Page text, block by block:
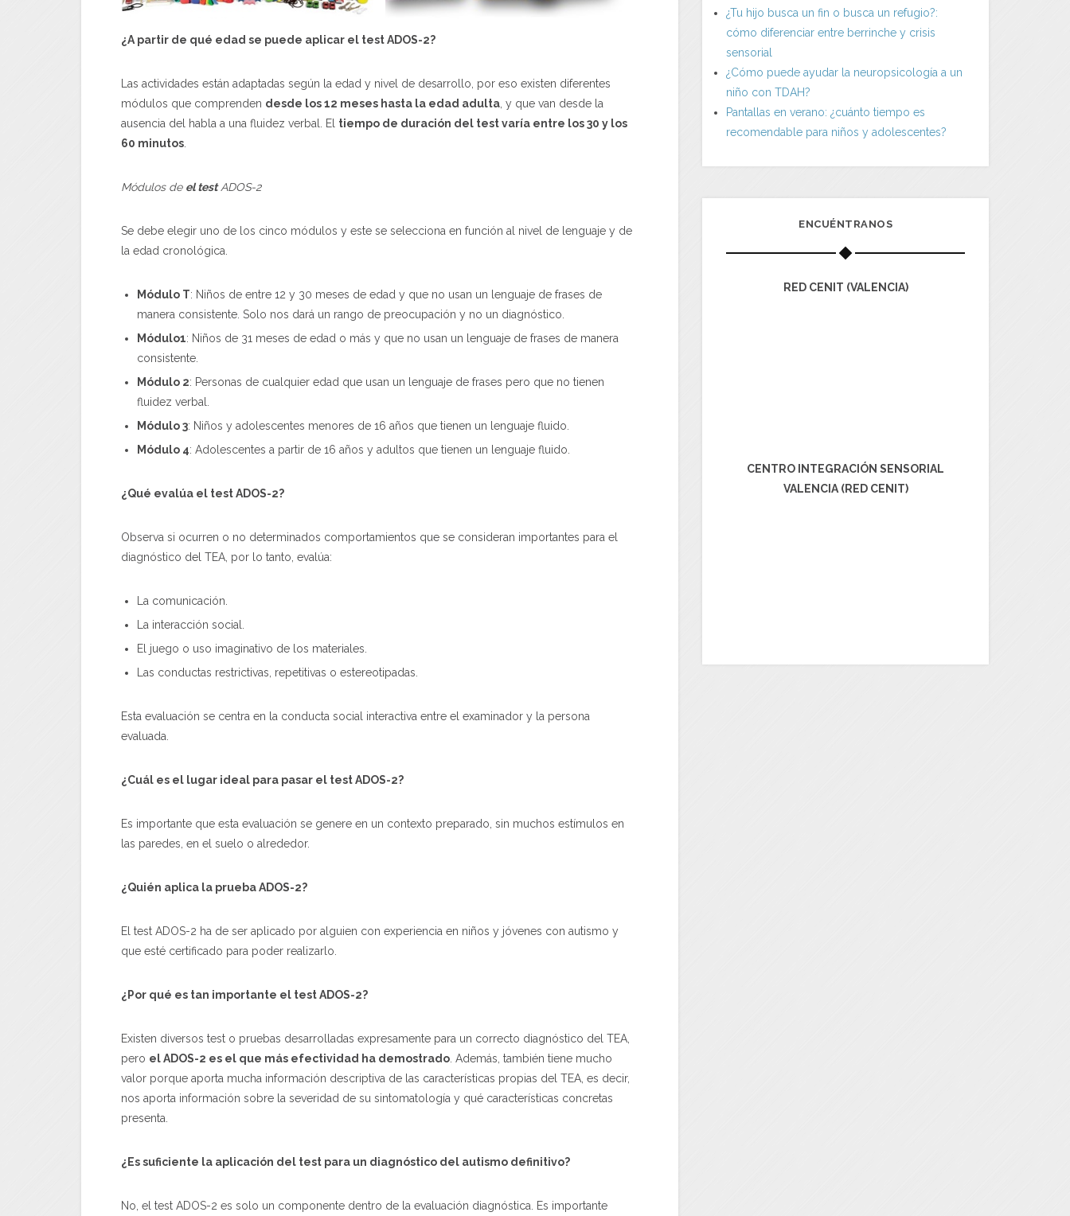
¿A partir de qué edad se puede aplicar el testADOS-2?
Las actividades están adaptadas según la edad y nivel de desarrollo, por eso existen diferentes
módulos que comprenden desde los 12 meses hasta la edad adulta , y que van desde la
ausencia del habla a una fluidez verbal. El tiempo de duración del test varía entre los 30 y los
60 minutos
Módulos de el testADOS-2
Se debe elegir uno de los cinco módulos y este se selecciona en función al nivel de lenguaje y de
la edad cronológica.
Módulo T: Niños de entre 12 y 30 meses de edad y que no usan un lenguaje de frases de
manera consistente. Solo nos dará un rango de preocupación y no un diagnóstico.
Módulo1: Niños de 31 meses de edad o más y que no usan un lenguaje de frases de manera
consistente.
Módulo 2: Personas de cualquier edad que usan un lenguaje de frases pero que no tienen
fluidez verbal.
Módulo 3: Niños y adolescentes menores de 16 años que tienen un lenguaje fluido.
Módulo 4: Adolescentes a partir de 16 años y adultos que tienen un lenguaje fluido.
¿Qué evalúa el testADOS-2?
Observa si ocurren o no determinados comportamientos que se consideran importantes para el
diagnóstico del TEA, por lo tanto, evalúa:
La comunicación.
La interacción social.
El juego o uso imaginativo de los materiales.
Las conductas restrictivas, repetitivas o estereotipadas.
Esta evaluación se centra en la conducta social interactiva entre el examinador y la persona
evaluada.
¿Cuál es el lugar ideal para pasar el testADOS-2?
Es importante que esta evaluación se genere en un contexto preparado, sin muchos estímulos en
las paredes, en el suelo o alrededor.
¿Quién aplica la prueba ADOS-2?
El test ADOS-2 ha de ser aplicado por alguien con experiencia en niños y jóvenes con autismo y
que esté certificado para poder realizarlo.
¿Por qué es tan importante el test ADOS-2?
Existen diversos test o pruebas desarrolladas expresamente para un correcto diagnóstico del TEA,
pero el ADOS-2 es el que más efectividad ha demostrado . Además, también tiene mucho
valor porque aporta mucha información descriptiva de las características propias del TEA, es decir,
nos aporta información sobre la severidad de su sintomatología y qué características concretas
presenta.
¿Es suficiente la aplicación del test para un diagnóstico del autismo definitivo?
No, el test ADOS-2 es solo un componente dentro de la evaluación diagnóstica. Es importante
¿Tu hijo busca un fin o busca un refugio?:
cómo diferenciar entre berrinche y crisis
sensorial
¿Cómo puede ayudar la neuropsicología a un
niño con TDAH?
Pantallas en verano: ¿cuánto tiempo es
recomendable para niños y adolescentes?
ENCUÉNTRANOS
RED CENIT (VALENCIA)
CENTRO INTEGRACIÓN SENSORIAL
VALENCIA (RED CENIT)